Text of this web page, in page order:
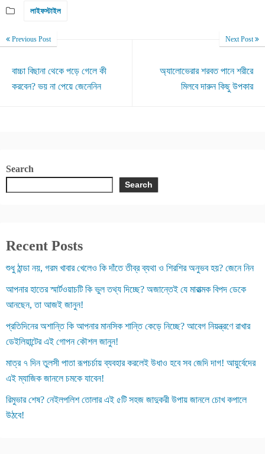
লাইফস্টাইল
Previous Post
বাচ্চা বিছানা থেকে পড়ে গেলে কী
করবেন? ভয় না পেয়ে জেনেনিন
Next Post
অ্যালোভেরার শরবত পানে শরীরে
মিলবে দারুন কিছু উপকার
Search
Search
Recent Posts
শুধু ঠান্ডা নয়, গরম খাবার খেলেও কি দাঁতে তীব্র ব্যথা ও শিরশির অনুভব হয়? জেনে নিন
আপনার হাতের স্মার্টওয়াচটি কি ভুল তথ্য দিচ্ছে? অজান্তেই যে মারাত্মক বিপদ ডেকে
আনছেন, তা আজই জানুন!
প্রতিদিনের অশান্তি কি আপনার মানসিক শান্তি কেড়ে নিচ্ছে? আবেগ নিয়ন্ত্রণে রাখার
ডেইলিয়ান্টের এই গোপন কৌশল জানুন!
মাত্র ৭ দিন তুলসী পাতা রূপচর্চায় ব্যবহার করলেই উধাও হবে সব জেদি দাগ! আয়ুর্বেদের
এই ম্যাজিক জানলে চমকে যাবেন!
রিমুভার শেষ? নেইলপলিশ তোলার এই ৫টি সহজ জাদুকরী উপায় জানলে চোখ কপালে
উঠবে!